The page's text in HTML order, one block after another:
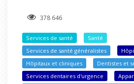
378 646
Services de santé
Santé
Services de santé généralistes
Hôpitaux et cliniques
Dentistes et
Services dentaires d'urgence